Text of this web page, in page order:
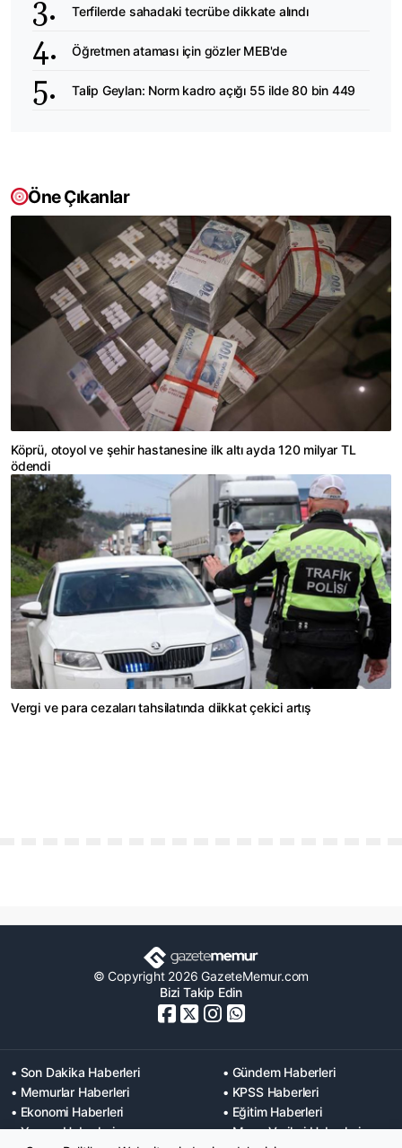
Terfilerde sahadaki tecrübe dikkate alındı
Öğretmen ataması için gözler MEB'de
Talip Geylan: Norm kadro açığı 55 ilde 80 bin 449
Öne Çıkanlar
Köprü, otoyol ve şehir hastanesine ilk altı ayda 120 milyar TL
ödendi
Vergi ve para cezaları tahsilatında diikkat çekici artış
© Copyright 2026 GazeteMemur.com
Bizi Takip Edin
• Son Dakika Haberleri
• Gündem Haberleri
• Memurlar Haberleri
• KPSS Haberleri
• Ekonomi Haberleri
• Eğitim Haberleri
• Yaşam Haberleri
• Maaş Verileri Haberleri